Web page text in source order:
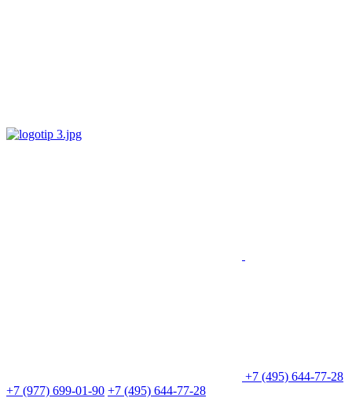
+7 (495) 644-77-28
+7 (977) 699-01-90 +7 (495) 644-77-28